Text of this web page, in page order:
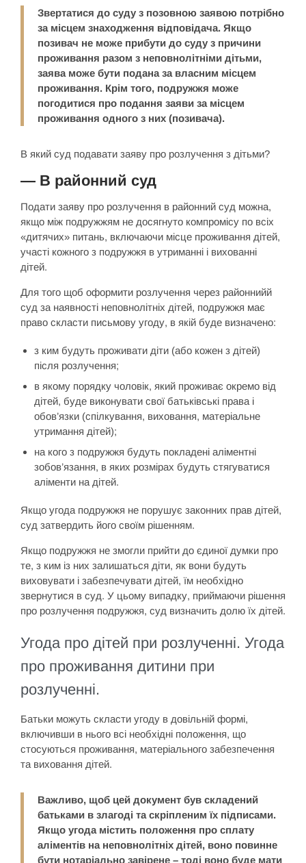
Звертатися до суду з позовною заявою потрібно
за місцем знаходження відповідача. Якщо
позивач не може прибути до суду з причини
проживання разом з неповнолітніми дітьми,
заява може бути подана за власним місцем
проживання. Крім того, подружжя може
погодитися про подання заяви за місцем
проживання одного з них (позивача).
В який суд подавати заяву про розлучення з дітьми?
— В районний суд
Подати заяву про розлучення в районний суд можна,
якщо між подружжям не досягнуто компромісу по всіх
«дитячих» питань, включаючи місце проживання дітей,
участі кожного з подружжя в утриманні і вихованні
дітей.
Для того щоб оформити розлучення через районнийй
суд за наявності неповнолітніх дітей, подружжя має
право скласти письмову угоду, в якій буде визначено:
з ким будуть проживати діти (або кожен з дітей)
після розлучення;
в якому порядку чоловік, який проживає окремо від
дітей, буде виконувати свої батьківські права і
обов’язки (спілкування, виховання, матеріальне
утримання дітей);
на кого з подружжя будуть покладені аліментні
зобов’язання, в яких розмірах будуть стягуватися
аліменти на дітей.
Якщо угода подружжя не порушує законних прав дітей,
суд затвердить його своїм рішенням.
Якщо подружжя не змогли прийти до єдиної думки про
те, з ким із них залишаться діти, як вони будуть
виховувати і забезпечувати дітей, їм необхідно
звернутися в суд. У цьому випадку, приймаючи рішення
про розлучення подружжя, суд визначить долю їх дітей.
Угода про дітей при розлученні. Угода
про проживання дитини при
розлученні.
Батьки можуть скласти угоду в довільній формі,
включивши в нього всі необхідні положення, що
стосуються проживання, матеріального забезпечення
та виховання дітей.
Важливо, щоб цей документ був складений
батьками в злагоді та скріпленим їх підписами.
Якщо угода містить положення про сплату
аліментів на неповнолітніх дітей, воно повинне
бути нотаріально завірене – тоді воно буде мати